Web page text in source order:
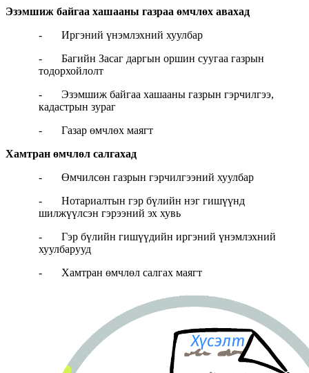
Эзэмшиж байгаа хашааны газраа өмчлөх авахад
- Иргэний үнэмлэхний хуулбар
- Багийн Засаг даргын оршин суугаа газрын
тодорхойлолт
- Эзэмшиж байгаа хашааны газрын гэрчилгээ,
кадастрын зураг
- Газар өмчлөх маягт
Хамтран өмчлөл салгахад
- Өмчилсөн газрын гэрчилгээний хуулбар
- Нотариалтын гэр бүлийн нэг гишүүнд
шилжүүлсэн гэрээний эх хувь
- Гэр бүлийн гишүүдийн иргэний үнэмлэхний
хуулбарууд
- Хамтран өмчлөл салгах маягт